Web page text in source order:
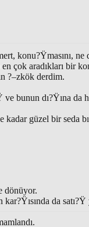
konu?Ÿmasını,
çok aradıkları bir
?–zkök derdim.
bunun dı?Ÿına da
güzel bir seda
dönüyor.
da